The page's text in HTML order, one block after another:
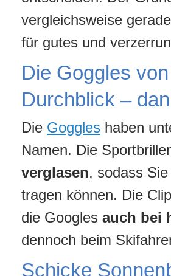
vergleichsweise
für gutes und
Die Goggles
Durchblick –
Die Goggles haben
Namen. Die
verglasen, sodass
tragen können. Die
die Googles auch bei
dennoch beim
Schicke